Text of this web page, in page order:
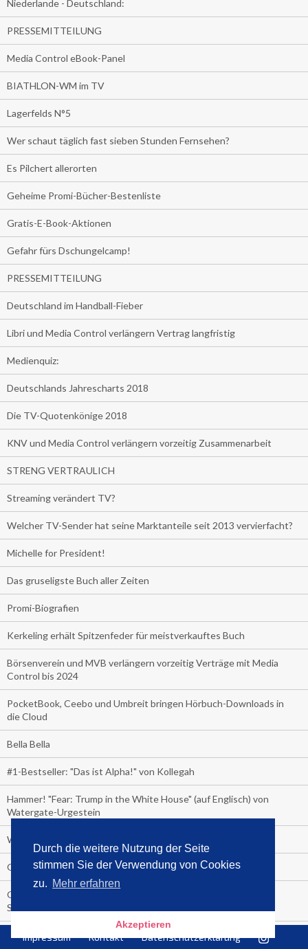
Durch die weitere Nutzung der Seite
stimmen Sie der Verwendung von Cookies
zu. Mehr erfahren
Akzeptieren
Niederlande - Deutschland:
PRESSEMITTEILUNG
Media Control eBook-Panel
BIATHLON-WM im TV
Lagerfelds N°5
Wer schaut täglich fast sieben Stunden Fernsehen?
Es Pilchert allerorten
Geheime Promi-Bücher-Bestenliste
Gratis-E-Book-Aktionen
Gefahr fürs Dschungelcamp!
PRESSEMITTEILUNG
Deutschland im Handball-Fieber
Libri und Media Control verlängern Vertrag langfristig
Medienquiz:
Deutschlands Jahrescharts 2018
Die TV-Quotenkönige 2018
KNV und Media Control verlängern vorzeitig Zusammenarbeit
STRENG VERTRAULICH
Streaming verändert TV?
Welcher TV-Sender hat seine Marktanteile seit 2013 vervierfacht?
Michelle for President!
Das gruseligste Buch aller Zeiten
Promi-Biografien
Kerkeling erhält Spitzenfeder für meistverkauftes Buch
Börsenverein und MVB verlängern vorzeitig Verträge mit Media
Control bis 2024
PocketBook, Ceebo und Umbreit bringen Hörbuch-Downloads in
die Cloud
Bella Bella
#1-Bestseller: "Das ist Alpha!" von Kollegah
Hammer! "Fear: Trump in the White House" (auf Englisch) von
Watergate-Urgestein
Wie alt sind die TV-Zuschauer
Geisterfahrer auf Überholspur
Gegen Einsamkeit: Single-Haushalte schauen täglich fast 6
Stunden TV
Impressum Kontakt Datenschutzerklärung